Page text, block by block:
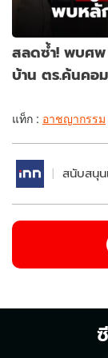
สลดซ้ำ! พบศพ
บ้าน ตร.ค้นคอ
แท็ก : อาชญากรรม
สนับสนุน